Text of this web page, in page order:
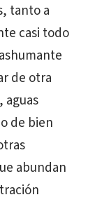
tanto a
casi todo
de otra
aguas
de bien
abundan